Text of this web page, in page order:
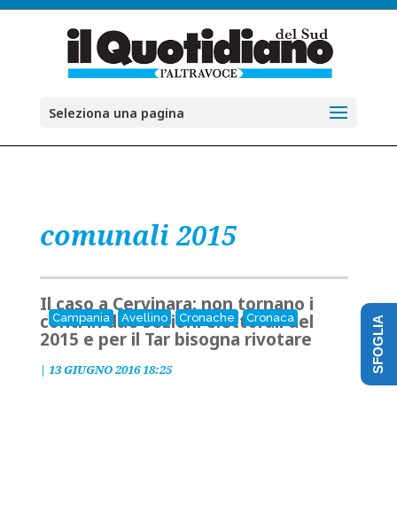
Seleziona una pagina
comunali 2015
Campania Avellino Cronache Cronaca
Il caso a Cervinara: non tornano i
conti in due sezioni elettorali del
2015 e per il Tar bisogna rivotare
| 13 GIUGNO 2016 18:25 SFOGLIA